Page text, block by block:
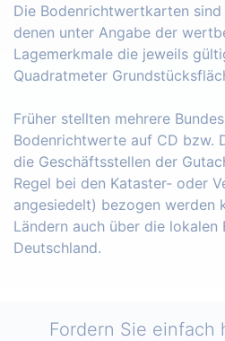
Die Bodenrichtwertkarten
denen unter Angabe der
Lagemerkmale die jeweils
Quadratmeter
Früher stellten mehrere
Bodenrichtwerte auf CD bzw.
die Geschäftsstellen der
Regel bei den Kataster- oder
angesiedelt) bezogen werden
Ländern auch über die lokalen
Deutschland.
Fordern Sie einfach